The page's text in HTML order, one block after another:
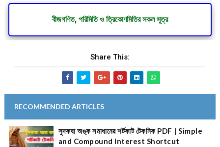
বীজগণিত, পরিমিতি ও ত্রিকোণমিতির সকল সূত্র
Share This:
RECOMMENDED ARTICLES
সুদকষা অঙ্ক সমাধানের শর্টকাট টেকনিক PDF | Simple
and Compound Interest Shortcut